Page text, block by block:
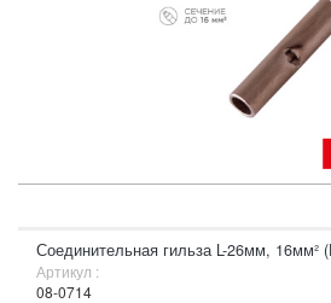
Соединительная гильза L-26мм, 16мм²
Артикул :
08-0714